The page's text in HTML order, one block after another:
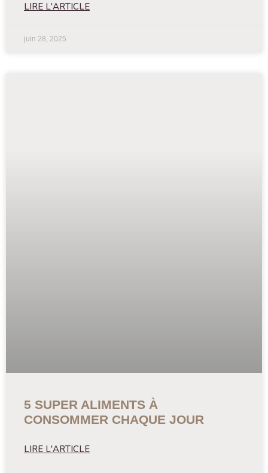
LIRE L'ARTICLE
juin 28, 2025
5 SUPER ALIMENTS À
CONSOMMER CHAQUE JOUR
LIRE L'ARTICLE